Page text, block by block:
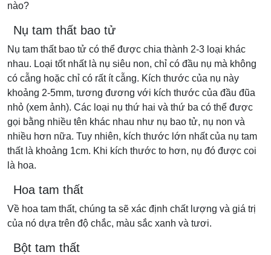
nào?
Nụ tam thất bao tử
Nụ tam thất bao tử có thể được chia thành 2-3 loại khác
nhau. Loại tốt nhất là nụ siêu non, chỉ có đầu nụ mà không
có cẫng hoặc chỉ có rất ít cẫng. Kích thước của nụ này
khoảng 2-5mm, tương đương với kích thước của đầu đũa
nhỏ (xem ảnh). Các loại nụ thứ hai và thứ ba có thể được
gọi bằng nhiều tên khác nhau như nụ bao tử, nụ non và
nhiều hơn nữa. Tuy nhiên, kích thước lớn nhất của nụ tam
thất là khoảng 1cm. Khi kích thước to hơn, nụ đó được coi
là hoa.
Hoa tam thất
Về hoa tam thất, chúng ta sẽ xác định chất lượng và giá trị
của nó dựa trên độ chắc, màu sắc xanh và tươi.
Bột tam thất